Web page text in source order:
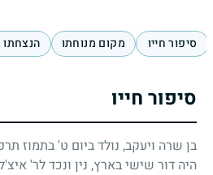
סיפור חייו מקום מנוחתו הנצחתו
סיפור חייו
בן שרה ויעקב, נולד ביום ט' בתמוז
היה דור שישי בארץ, נין ונכד לר'